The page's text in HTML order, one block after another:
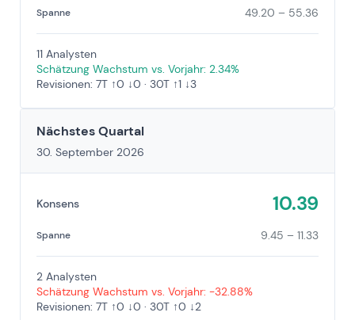
Spanne 49.20 – 55.36
11 Analysten
Schätzung Wachstum vs. Vorjahr: 2.34%
Revisionen: 7T ↑0 ↓0 · 30T ↑1 ↓3
Nächstes Quartal
30. September 2026
Konsens 10.39
Spanne 9.45 – 11.33
2 Analysten
Schätzung Wachstum vs. Vorjahr: -32.88%
Revisionen: 7T ↑0 ↓0 · 30T ↑0 ↓2